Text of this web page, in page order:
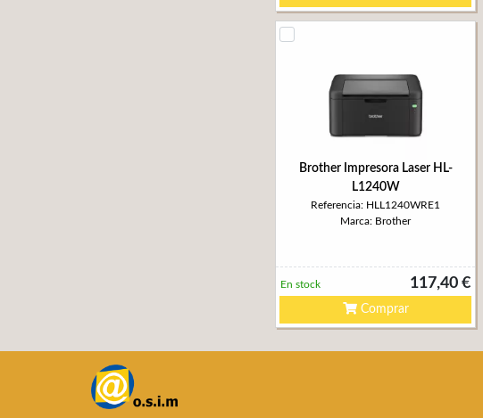
Brother Impresora Laser HL-
L1240W
Referencia: HLL1240WRE1
Marca: Brother
117,40 €
En stock
Comprar